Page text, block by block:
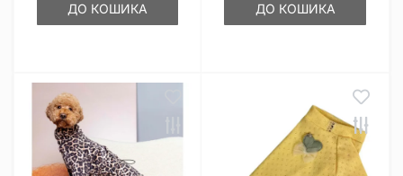
ДО КОШИКА ДО КОШИКА